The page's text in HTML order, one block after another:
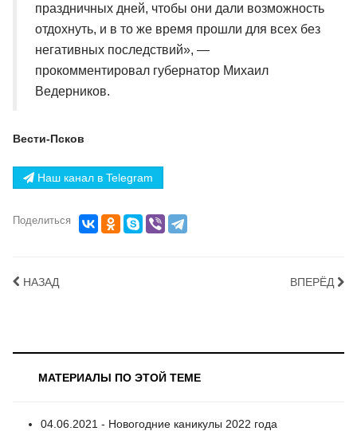
праздничных дней, чтобы они дали возможность
отдохнуть, и в то же время прошли для всех без
негативных последствий», —
прокомментировал губернатор Михаил
Ведерников.
Вести-Псков
Наш канал в Telegram
Поделиться
НАЗАД ВПЕРЁД
МАТЕРИАЛЫ ПО ЭТОЙ ТЕМЕ
04.06.2021 - Новогодние каникулы 2022 года